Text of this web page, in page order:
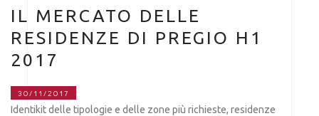
IL MERCATO DELLE
RESIDENZE DI PREGIO H1
2017
30/11/2017
Identikit delle tipologie e delle zone più richieste, residenze